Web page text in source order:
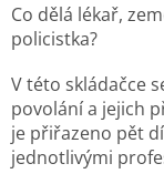
Co dělá lékař,
policistka?
V této skládačce
povolání a jejich
je přiřazeno pět
jednotlivými